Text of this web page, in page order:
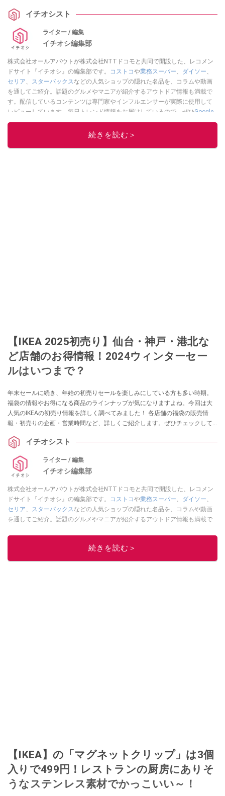
イチオシスト
ライター / 編集
イチオシ編集部
株式会社オールアバウトが株式会社NTTドコモと共同で開設した、レコメン
ドサイト『イチオシ』の編集部です。
コストコや業務スーパー、 ダイソー、
セリア、 スターバックスなどの人気ショップの隠れた名品を、コラムや動画
を通してご紹介。話題のグルメやマニアが紹介するアウトドア情報も満載で
す。配信しているコンテンツは専門家やインフルエンサーが実際に使用して
レビューしています。毎日トレンド情報をお届けしているので、ぜひGoogle
ニュースでフォローしてください！
このイチオシストの他の記事を読む
続きを読む＞
【IKEA 2025初売り】仙台・神戸・港北な
ど店舗のお得情報！2024ウィンターセー
ルはいつまで？
年末セールに続き、年始の初売りセールを楽しみにしている方も多い時期。
福袋の情報やお得になる商品のラインナップが気になりますよね。今回は大
人気のIKEAの初売り情報を詳しく調べてみました！ 各店舗の福袋の販売情
報・初売りの企画・営業時間など、詳しくご紹介します。ぜひチェックして
イチオシスト
ライター / 編集
イチオシ編集部
株式会社オールアバウトが株式会社NTTドコモと共同で開設した、レコメン
ドサイト『イチオシ』の編集部です。
コストコや業務スーパー、 ダイソー、
セリア、 スターバックスなどの人気ショップの隠れた名品を、コラムや動画
を通してご紹介。話題のグルメやマニアが紹介するアウトドア情報も満載で
レビューしています。毎日トレンド情報をお届けしているので、ぜひ
してください！続きを読む＞
【IKEA】の「マグネットクリップ」は3個
入りで499円！レストランの厨房にありそ
うなステンレス素材でかっこいい～！